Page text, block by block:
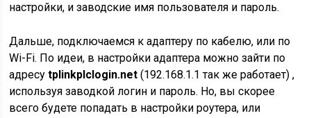
настройки, и заводские имя пользователя и пароль.
Дальше, подключаемся к адаптеру по кабелю, или по
Wi-Fi. По идеи, в настройки адаптера можно зайти по
адресуtplinkplclogin.net (192.168.1.1 так же работает) ,
используя заводкой логин и пароль. Но, вы скорее
всего будете попадать в настройки роутера, или